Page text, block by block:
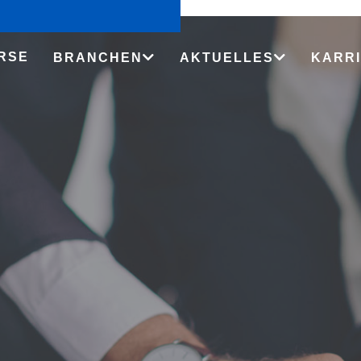
BRANCHEN AKTUELLES